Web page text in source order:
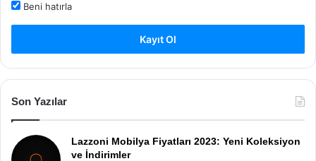
Beni hatırla
Kayıt Ol
Son Yazılar
Lazzoni Mobilya Fiyatları 2023: Yeni Koleksiyon
ve İndirimler